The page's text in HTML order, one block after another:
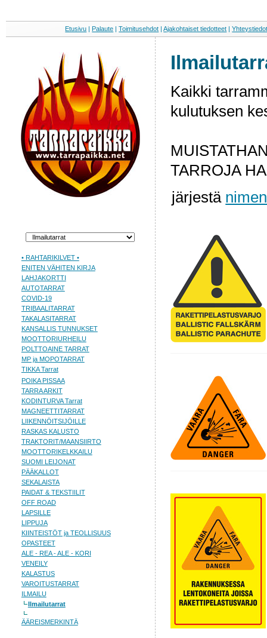
Etusivu |Palaute |Toimitusehdot |Ajakohtaiset tiedotteet |
• RAHTARIKILVET •
ENITEN VÄHITEN KIRJA
LAHJAKORTTI
AUTOTARRAT
COVID-19
TRIBAALITARRAT
TAKALASITARRAT
KANSALLIS TUNNUKSET
MOOTTORIURHEILU
POLTTOAINE TARRAT
MP ja MOPOTARRAT
TIKKA Tarrat
POIKA PISSAA
TARRA ARKIT
KODINTURVA Tarrat
MAGNEETTITARRAT
LIIKENNÖITSIJÖILLE
RASKAS KALUSTO
TRAKTORIT/MAANSIIRTO
MOOTTORIKELKKAILU
SUOMI LEIJONAT
PÄÄKALLOT
SEKALAISTA
PAIDAT & TEKSTIILIT
OFF ROAD
LAPSILLE
LIPPUJA
KIINTEISTÖT ja TEOLLISUUS
OPASTEET
ALE - REA - ALE - KORI
VENEILY
KALASTUS
VAROITUSTARRAT
ILMAILU
Ilmailutarrat
ÄÄREISMERKINTÄ
Kaikki
kulutuksen
TARROJA
järjestä nimen